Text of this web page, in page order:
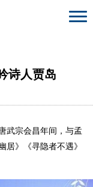
诗人贾岛
武宗会昌年间，与孟
居》《寻隐者不遇》